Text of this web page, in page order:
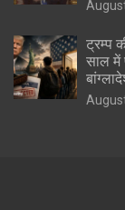
ट्रम्प
साल में